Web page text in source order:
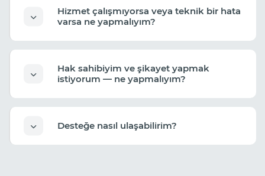
Hizmet çalışmıyorsa veya teknik bir hata
varsa ne yapmalıyım?
Hak sahibiyim ve şikayet yapmak
istiyorum — ne yapmalıyım?
Desteğe nasıl ulaşabilirim?